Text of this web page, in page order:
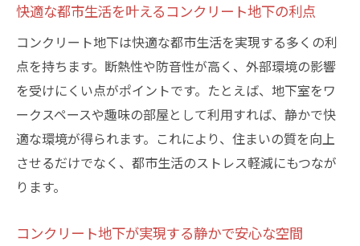
ント
信頼できるコンクリート地下業者の見極め
方
コンクリート地下施工で重視すべきチェッ
ク項目
安心施工を約束するコンクリート地下の基
満足度を高めるコンクリート地下基礎の選
快適な都市生活を叶えるコンクリート地下の利点
コンクリート地下は快適な都市生活を実現する多くの利
点を持ちます。断熱性や防音性が高く、外部環境の影響
を受けにくい点がポイントです。たとえば、地下室をワ
ークスペースや趣味の部屋として利用すれば、静かで快
適な環境が得られます。これにより、住まいの質を向上
させるだけでなく、都市生活のストレス軽減にもつなが
ります。
コンクリート地下が実現する静かで安心な空間